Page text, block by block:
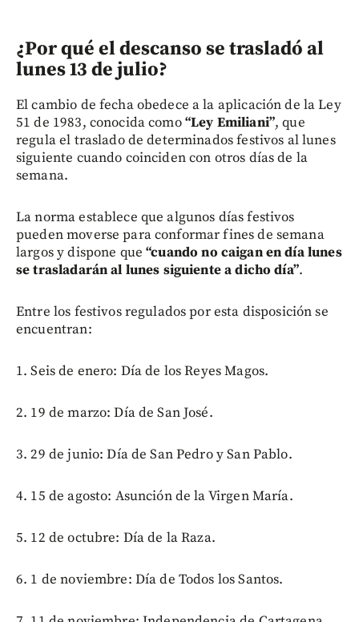
¿Por qué el descanso se trasladó al
lunes 13 de julio?
El cambio de fecha obedece a la aplicación de la Ley
51 de 1983, conocida como“Ley Emiliani”, que
regula el traslado de determinados festivos al lunes
siguiente cuando coinciden con otros días de la
semana.
La norma establece que algunos días festivos
pueden moverse para conformar fines de semana
largos y dispone que“cuando no caigan en día lunes
se trasladarán al lunes siguiente a dicho día”.
Entre los festivos regulados por esta disposición se
encuentran:
1. Seis de enero: Día de los Reyes Magos.
2. 19 de marzo: Día de San José.
3. 29 de junio: Día de San Pedro y San Pablo.
4. 15 de agosto: Asunción de la Virgen María.
5. 12 de octubre: Día de la Raza.
6. 1 de noviembre: Día de Todos los Santos.